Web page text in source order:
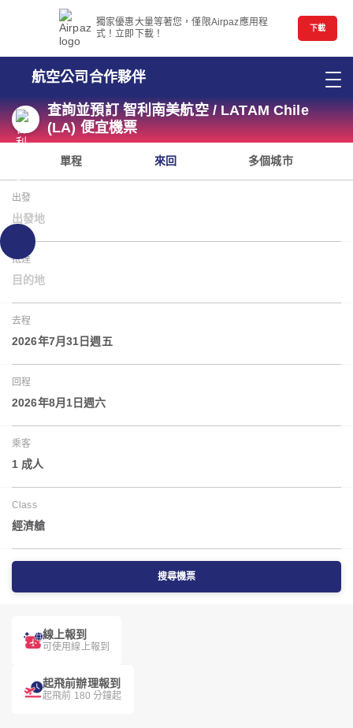
獨家優惠大量等著您，僅限Airpaz應用程
式！立即下載！
下載
航空公司合作夥伴
查詢並預訂 智利南美航空 / LATAM Chile
(LA) 便宜機票
單程 來回 多個城市
出發
出發地
抵達
目的地
去程
2026年7月31日週五
回程
2026年8月1日週六
乘客
1 成人
Class
經濟艙
搜尋機票
線上報到
可使用線上報到
起飛前辦理報到
起飛前 180 分鐘起